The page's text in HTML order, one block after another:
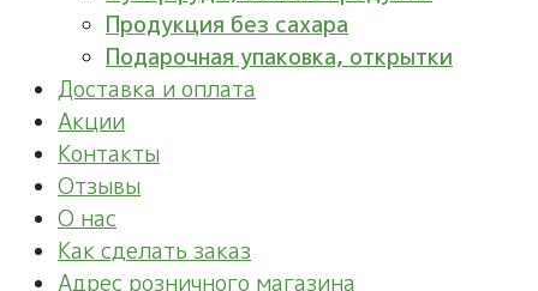
Продукция без сахара
Подарочная упаковка, открытки
Доставка и оплата
Акции
Контакты
Отзывы
О нас
Как сделать заказ
Адрес розничного магазина